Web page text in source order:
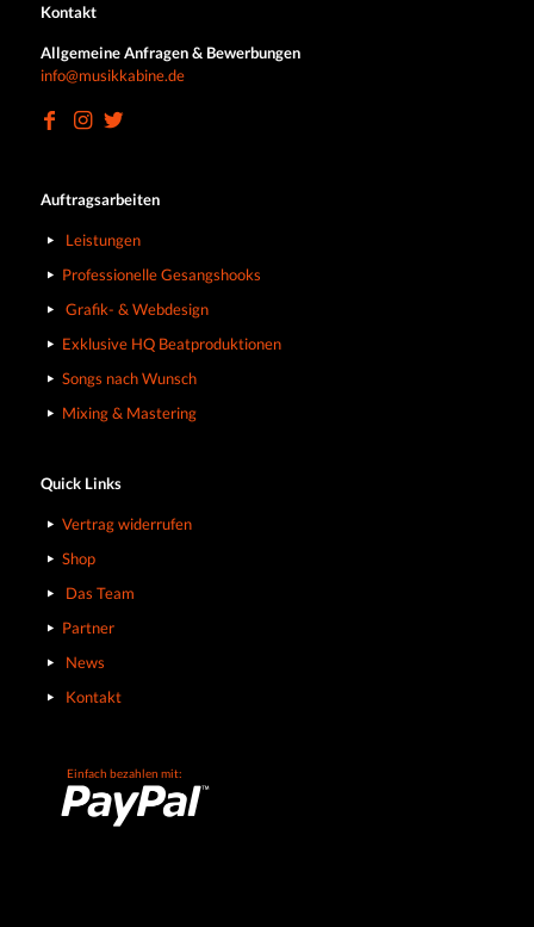
Kontakt
Allgemeine Anfragen & Bewerbungen
info@musikkabine.de
Auftragsarbeiten
Leistungen
Professionelle Gesangshooks
Grafik- & Webdesign
Exklusive HQ Beatproduktionen
Songs nach Wunsch
Mixing & Mastering
Quick Links
Vertrag widerrufen
Shop
Das Team
Partner
News
Kontakt
Einfach bezahlen mit: